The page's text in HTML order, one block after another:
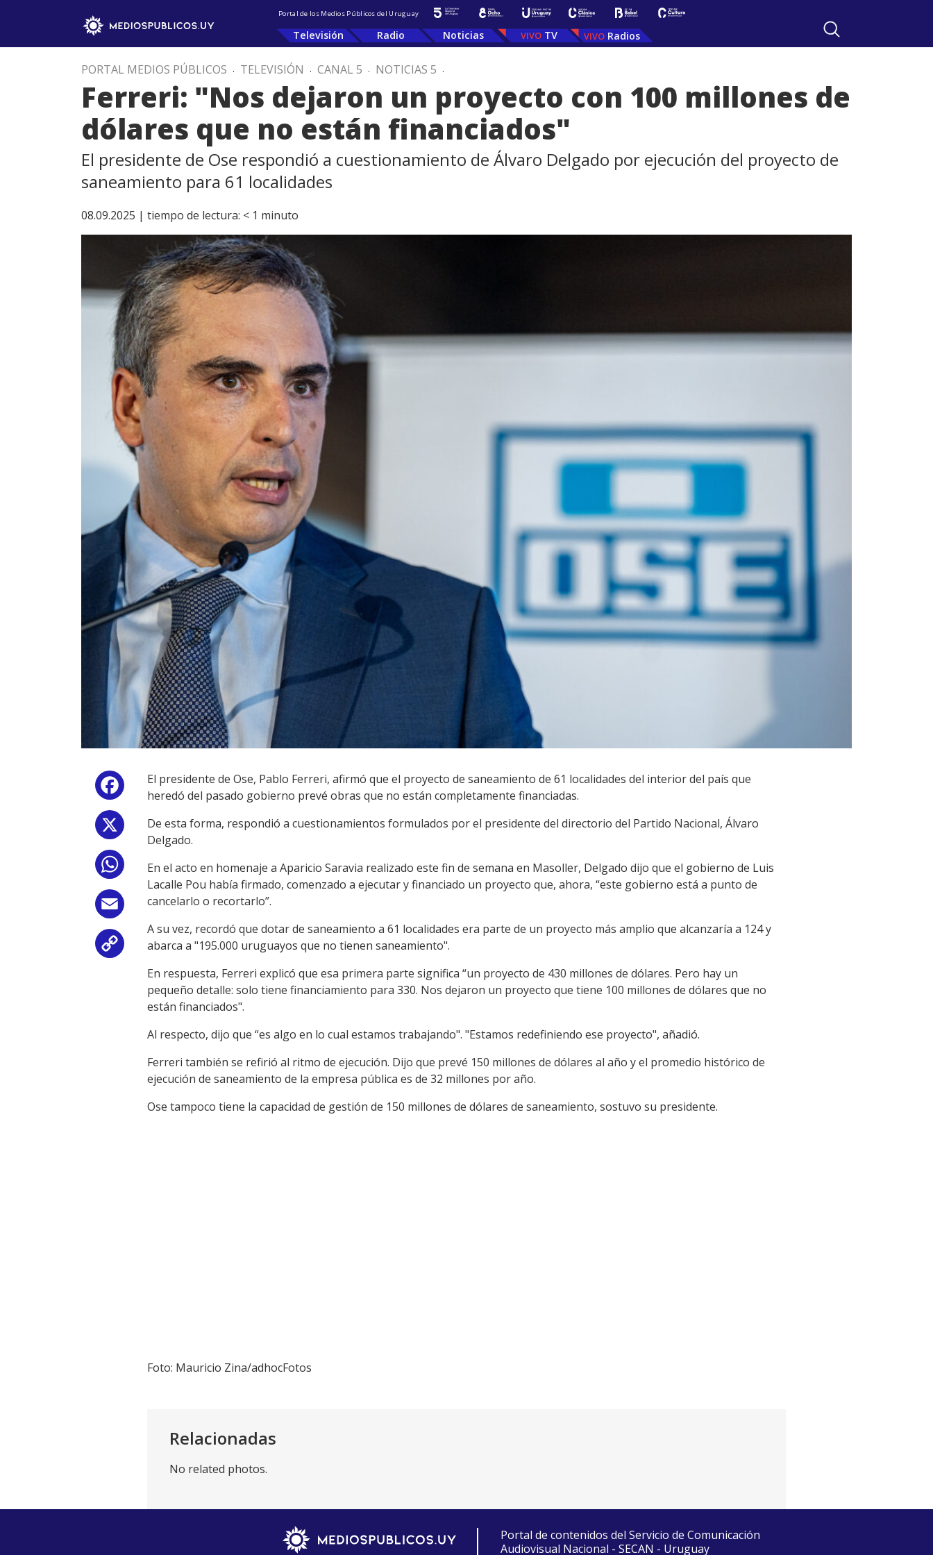
Portal de los Medios Públicos del Uruguay
Televisión Radio Noticias TV Radios
PORTAL MEDIOS PÚBLICOS . TELEVISIÓN . CANAL 5 . NOTICIAS 5 .
Ferreri: "Nos dejaron un proyecto con 100 millones de
dólares que no están financiados"
El presidente de Ose respondió a cuestionamiento de Álvaro Delgado por ejecución del proyecto de
saneamiento para 61 localidades
08.09.2025 | tiempo de lectura: < 1 minuto
Facebook
WhatsApp
Email
Copy
Link
El presidente de Ose, Pablo Ferreri, afirmó que el proyecto de saneamiento de 61 localidades del interior del país que
heredó del pasado gobierno prevé obras que no están completamente financiadas.
De esta forma, respondió a cuestionamientos formulados por el presidente del directorio del Partido Nacional, Álvaro
Delgado.
En el acto en homenaje a Aparicio Saravia realizado este fin de semana en Masoller, Delgado dijo que el gobierno de Luis
Lacalle Pou había firmado, comenzado a ejecutar y financiado un proyecto que, ahora, “este gobierno está a punto de
cancelarlo o recortarlo”.
A su vez, recordó que dotar de saneamiento a 61 localidades era parte de un proyecto más amplio que alcanzaría a 124 y
abarca a "195.000 uruguayos que no tienen saneamiento".
En respuesta, Ferreri explicó que esa primera parte significa “un proyecto de 430 millones de dólares. Pero hay un
pequeño detalle: solo tiene financiamiento para 330. Nos dejaron un proyecto que tiene 100 millones de dólares que no
están financiados".
Al respecto, dijo que “es algo en lo cual estamos trabajando". "Estamos redefiniendo ese proyecto", añadió.
Ferreri también se refirió al ritmo de ejecución. Dijo que prevé 150 millones de dólares al año y el promedio histórico de
ejecución de saneamiento de la empresa pública es de 32 millones por año.
Ose tampoco tiene la capacidad de gestión de 150 millones de dólares de saneamiento, sostuvo su presidente.
Foto: Mauricio Zina/adhocFotos
Relacionadas
No related photos.
Portal de contenidos del Servicio de Comunicación
Audiovisual Nacional - SECAN - Uruguay